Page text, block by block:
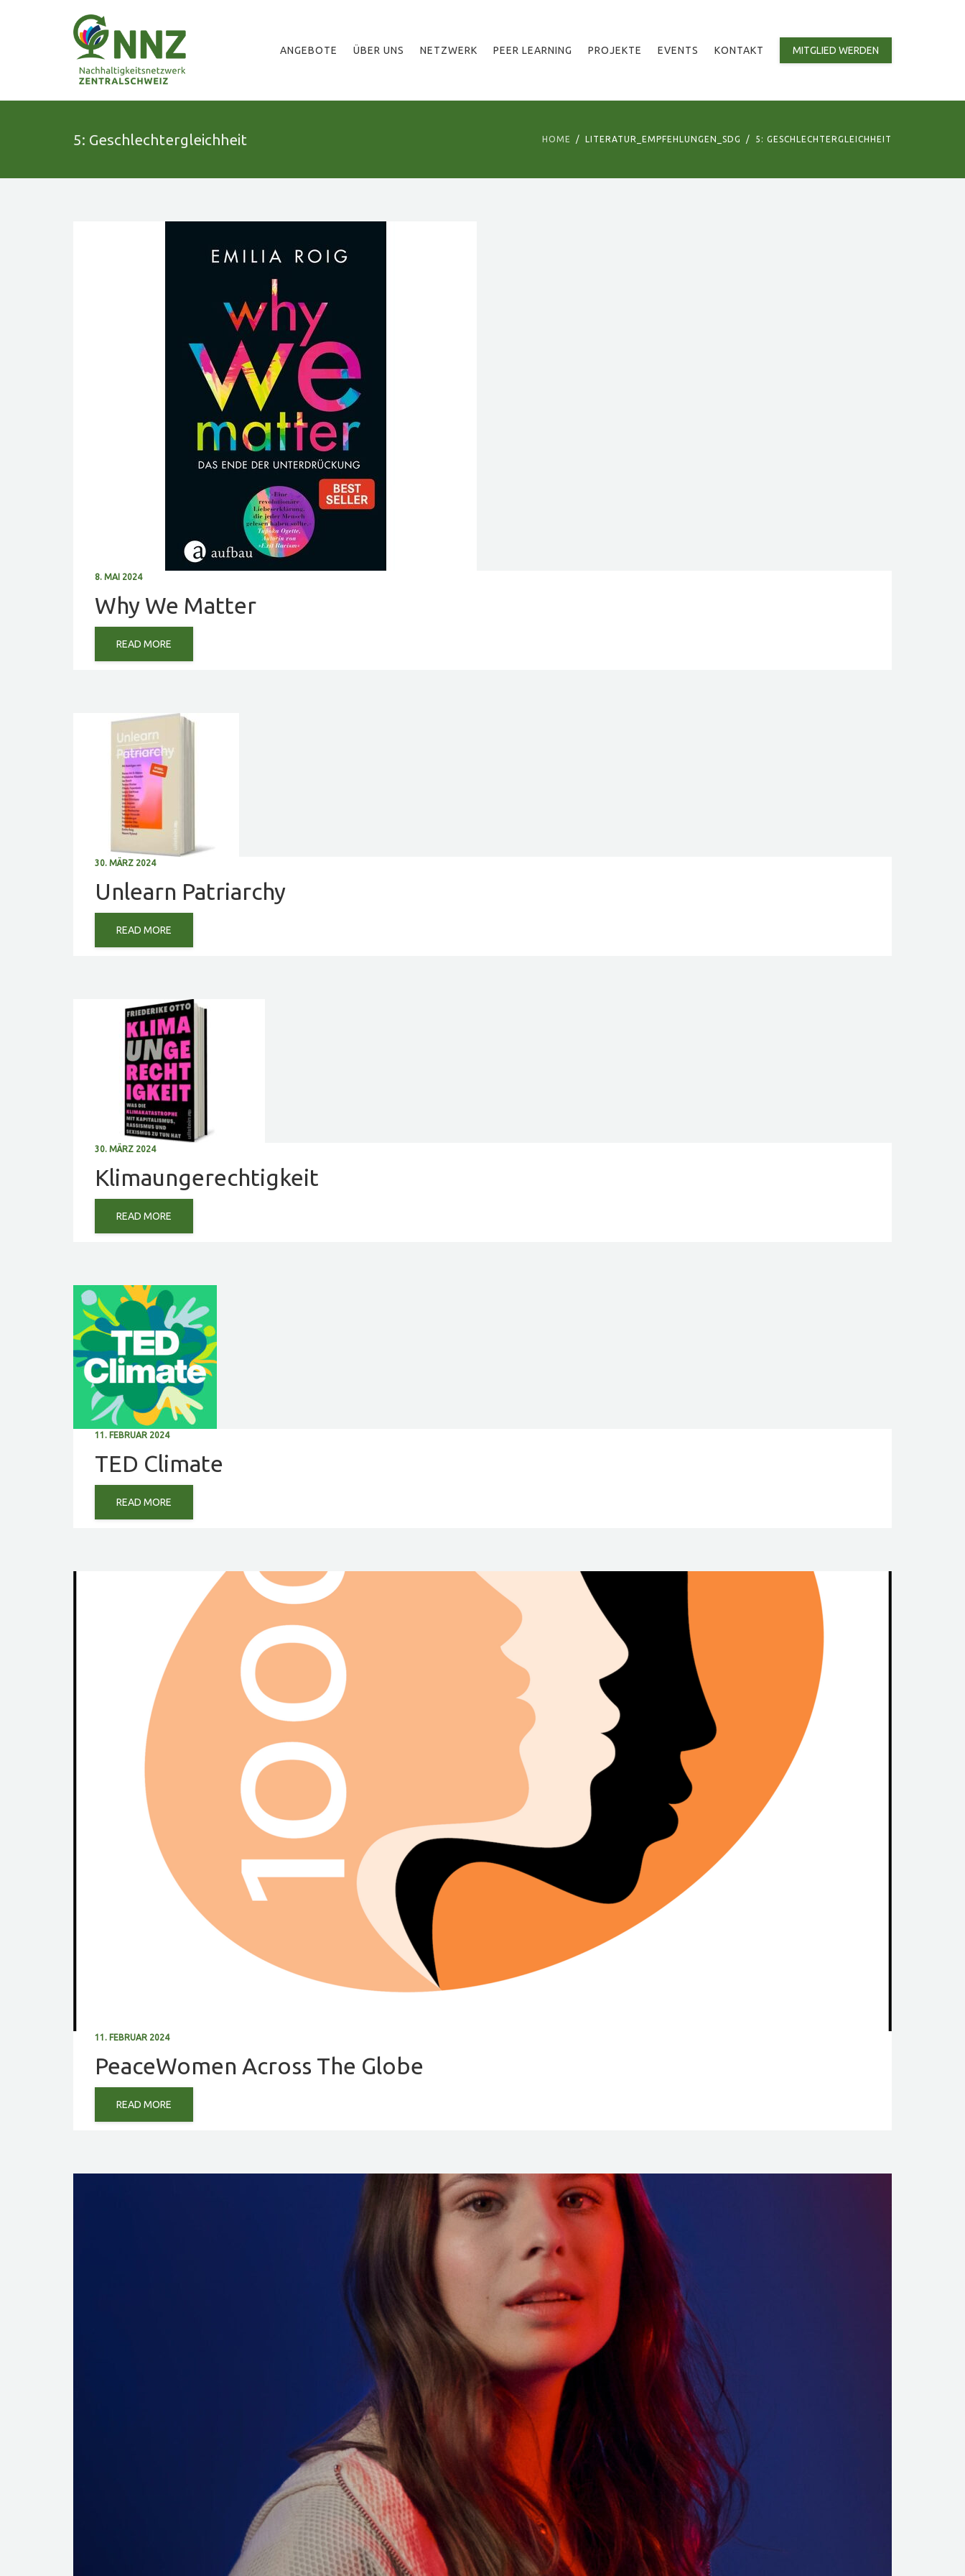
ANGEBOTE ÜBER UNS NETZWERK PEER LEARNING PROJEKTE EVENTS KONTAKT MITGLIED WERDEN
5: Geschlechtergleichheit HOME LITERATUR_EMPFEHLUNGEN_SDG 5: GESCHLECHTERGLEICHHEIT
8. MAI 2024
Why We Matter
READ MORE
30. MÄRZ 2024
Unlearn Patriarchy
READ MORE
30. MÄRZ 2024
Klimaungerechtigkeit
READ MORE
11. FEBRUAR 2024
TED Climate
READ MORE
11. FEBRUAR 2024
PeaceWomen Across The Globe
READ MORE